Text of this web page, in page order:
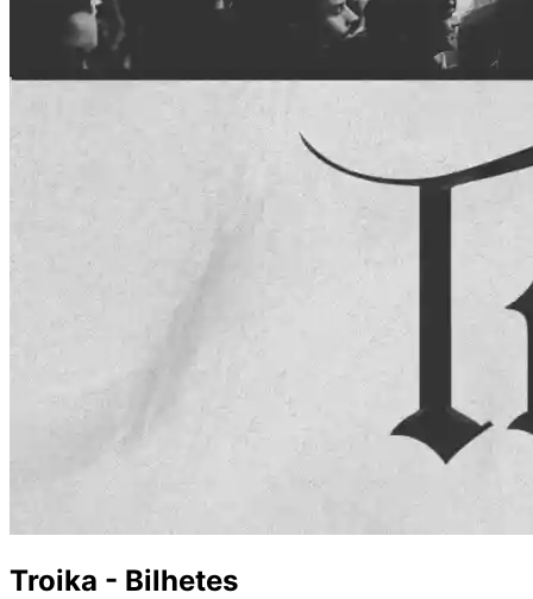
Troika - Bilhetes